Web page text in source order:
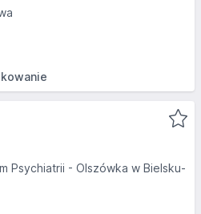
Psychiatrii - Olszówka w Bielsku-